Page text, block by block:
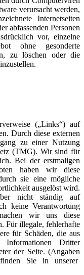
verursacht werden,
Internetseiten
abfassenden Personen
vor, einzelne
ohne gesonderte
zu löschen oder die
(„Links“) auf
Durch diese externen
zu einer Nutzung
(TMG). Wir sind für
Bei der erstmaligen
haben wir diese
sie eine mögliche
ausgelöst wird.
nicht ständig auf
keine Verantwortung
wir uns diese
Für illegale, fehlerhafte
für Schäden, die aus
Dritter
der Seite. (Angaben
Sie in unserer